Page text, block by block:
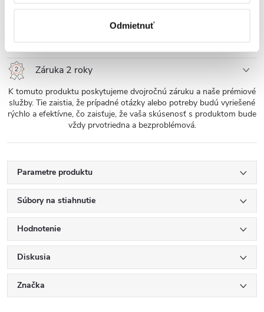
Odmietnuť
na rýchle a jednoduché čistenie. Sifón s vyberateľnou čistiacou
Záruka 2 roky
K tomuto produktu poskytujeme dvojročnú záruku a naše prémiové
služby. Tie zaistia, že prípadné otázky alebo potreby budú vyriešené
rýchlo a efektívne, čo zaisťuje, že vaša skúsenosť s produktom bude
vždy prvotriedna a bezproblémová.
Parametre produktu
Súbory na stiahnutie
Hodnotenie
Diskusia
Značka